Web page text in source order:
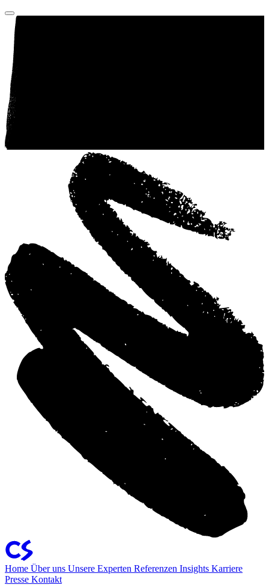
Home Über uns Unsere Experten Referenzen Insights Karriere
Presse Kontakt